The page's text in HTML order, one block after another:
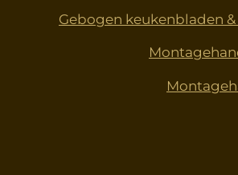
Gebogen keukenbladen